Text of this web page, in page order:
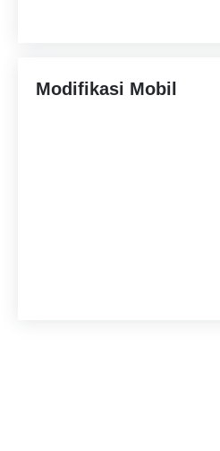
Modifikasi Mobil